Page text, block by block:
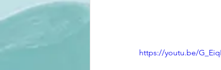
https://youtu.be/